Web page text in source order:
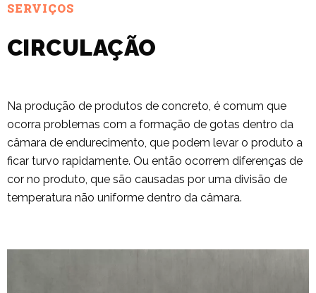
SERVIÇOS
CIRCULAÇÃO
Na produção de produtos de concreto, é comum que
ocorra problemas com a formação de gotas dentro da
câmara de endurecimento, que podem levar o produto a
ficar turvo rapidamente. Ou então ocorrem diferenças de
cor no produto, que são causadas por uma divisão de
temperatura não uniforme dentro da câmara.